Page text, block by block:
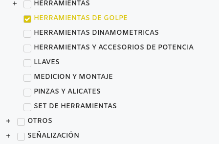
HERRAMIENTAS
HERRAMIENTAS DE GOLPE
HERRAMIENTAS DINAMOMETRICAS
HERRAMIENTAS Y ACCESORIOS DE POTENCIA
LLAVES
MEDICION Y MONTAJE
PINZAS Y ALICATES
SET DE HERRAMIENTAS
OTROS
SEÑALIZACIÓN